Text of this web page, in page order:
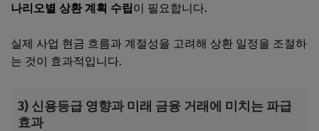
나리오별 상환 계획 수립이 필요합니다.
실제 사업 현금 흐름과 계절성을 고려해 상환 일정을 조절하
는 것이 효과적입니다.
3) 신용등급 영향과 미래 금융 거래에 미치는 파급
효과